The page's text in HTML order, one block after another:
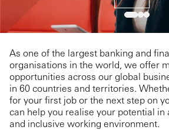
As one of the largest banking and
organisations in the world, we offer
opportunities across our global
in 60 countries and territories.
for your first job or the next step on
can help you realise your potential in
and inclusive working environment.